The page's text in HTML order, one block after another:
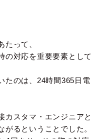
たって、
の対応を重要要素として
たのは、24時間365日電
カスタマ・エンジニアと
るということでした。